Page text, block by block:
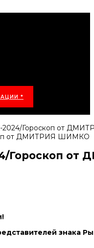
*
Гороскоп от
Гороскоп от
знака